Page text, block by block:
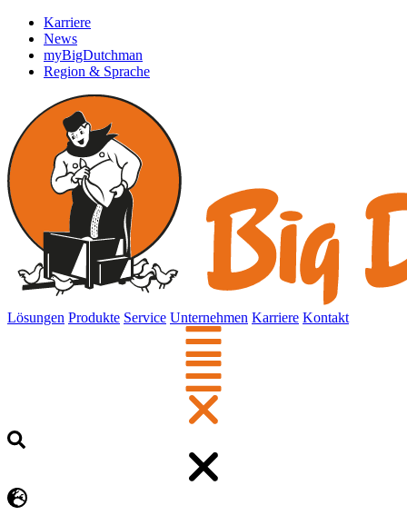
Karriere
News
myBigDutchman
Region & Sprache
Lösungen Produkte Service Unternehmen Karriere Kontakt